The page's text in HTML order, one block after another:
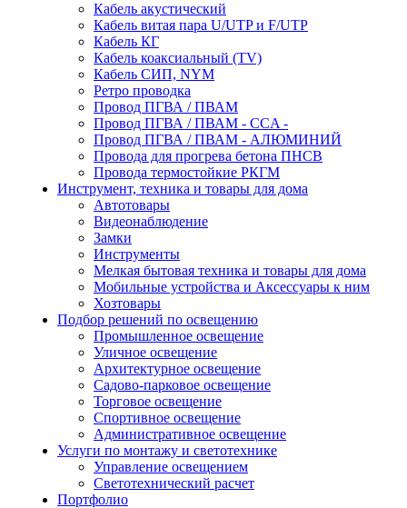
Кабель акустический
Кабель витая пара U/UTP и F/UTP
Кабель КГ
Кабель коаксиальный (TV)
Кабель СИП, NYM
Ретро проводка
Провод ПГВА / ПВАМ
Провод ПГВА / ПВАМ - CCA -
Провод ПГВА / ПВАМ - АЛЮМИНИЙ
Провода для прогрева бетона ПНСВ
Провода термостойкие РКГМ
Инструмент, техника и товары для дома
Автотовары
Видеонаблюдение
Замки
Инструменты
Мелкая бытовая техника и товары для дома
Мобильные устройства и Аксессуары к ним
Хозтовары
Подбор решений по освещению
Промышленное освещение
Уличное освещение
Архитектурное освещение
Садово-парковое освещение
Торговое освещение
Спортивное освещение
Административное освещение
Услуги по монтажу и светотехнике
Управление освещением
Светотехнический расчет
Портфолио